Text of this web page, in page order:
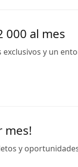
000 al mes
y un
mes!
y